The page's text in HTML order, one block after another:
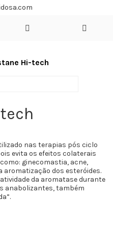
Hi-tech
nas terapias pós ciclo
evita os efeitos colaterais
ginecomastia, acne,
aromatização dos esteróides.
da aromatase durante
anabolizantes, também